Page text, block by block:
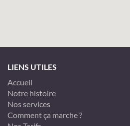
LIENS UTILES
Accueil
Notre histoire
Nos services
Comment ça marche ?